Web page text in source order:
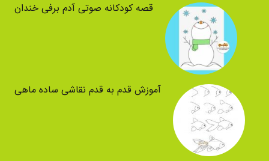
قصه کودکانه صوتی آدم برفی خندان
آموزش قدم به قدم نقاشی ساده ماهی